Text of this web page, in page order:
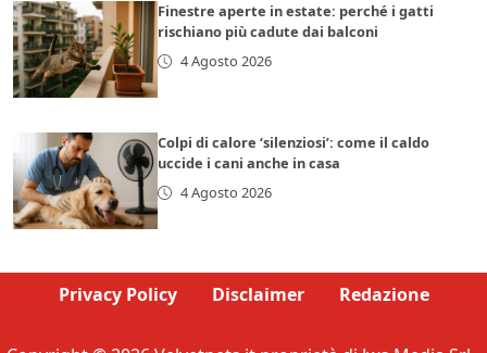
Finestre aperte in estate: perché i gatti
rischiano più cadute dai balconi
4 Agosto 2026
Colpi di calore ‘silenziosi’: come il caldo
uccide i cani anche in casa
4 Agosto 2026
Privacy Policy Disclaimer Redazione